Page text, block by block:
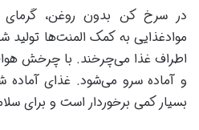
در سرخ کن بدون روغن، گرمای
موادغذایی به کمک المنت‌ها
اطراف غذا می‌چرخند. با چرخش
و آماده سرو می‌شود. غذای
بسیار کمی برخوردار است و برای